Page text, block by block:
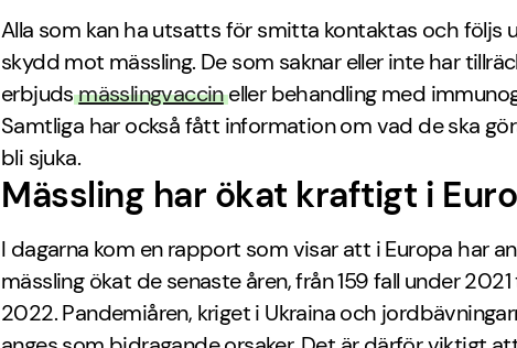
Alla som kan ha utsatts för smitta kontaktas och följs
skydd mot mässling. De som saknar eller inte har
erbjudsmässlingvaccineller behandling med
Samtliga har också fått information om vad de ska
bli sjuka.
Mässling har ökat kraftigt i
I dagarna kom en rapport som visar att i Europa har
mässling ökat de senaste åren, från 159 fall under
2022. Pandemiåren, kriget i Ukraina och